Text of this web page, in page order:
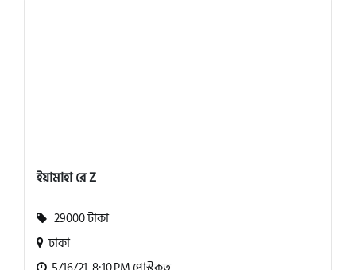
ইয়ামাহা রে Z
29000 টাকা
ঢাকা